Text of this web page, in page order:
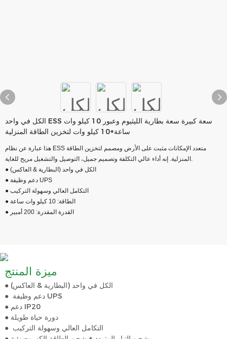
الكل في واحد ESS سعة كبيرة سعة بطارية الليثيوم وعبور 10 كيلو وات
ساعة+10 كيلو وات لتخزين الطاقة المنزلية
هذا عبارة عن نظام ESS متعدد الإمكانات مثبت على الأرض ومصمم لتخزين الطاقة
المنزلية. إنه أداء عالي التكلفة وتصميم جميل، التوصيل والتشغيل مريح للغاية.
● الكل في واحد (البطارية & العاكس)
● دعم وظيفة UPS
● التكامل العالي وسهولة التركيب
● الطاقة: 10 كيلو وات ساعة
● القدرة المقدرة: 200 أمبير
● الكل في واحد (البطارية & العاكس)
●
دعم وظيفة UPS
● دعم IP20
● دورة حياة طويلة
● التكامل العالي وسهولة التركيب